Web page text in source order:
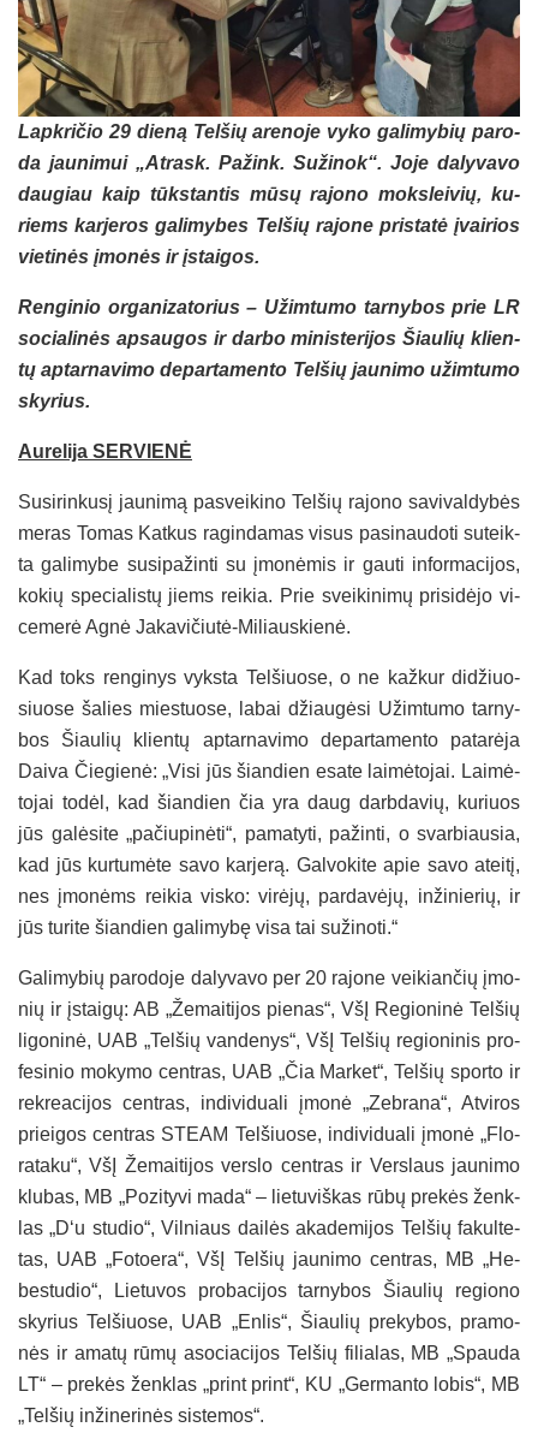
Lapk­ri­čio 29 die­ną Tel­šių are­no­je vy­ko ga­li­my­bių pa­ro­
da jau­ni­mui „At­rask. Pa­žink. Su­ži­nok“. Jo­je da­ly­va­vo
dau­giau kaip tūks­tan­tis mū­sų ra­jo­no moks­lei­vių, ku­
riems kar­je­ros ga­li­my­bes Tel­šių ra­jo­ne pri­sta­tė įvai­rios
vie­ti­nės įmo­nės ir įstai­gos.
Ren­gi­nio or­ga­ni­za­to­rius – Užim­tu­mo tar­ny­bos prie LR
so­cia­li­nės ap­sau­gos ir dar­bo mi­nis­te­ri­jos Šiau­lių klien­
tų ap­tar­na­vi­mo de­par­ta­men­to Tel­šių jau­ni­mo užim­tu­mo
sky­rius.
Au­re­li­ja SER­VIE­NĖ
Su­si­rin­ku­sį jau­ni­mą pa­svei­ki­no Tel­šių ra­jo­no sa­vi­val­dy­bės
me­ras To­mas Kat­kus ra­gin­da­mas vi­sus pa­si­nau­do­ti su­teik­
ta ga­li­my­be su­si­pa­žin­ti su įmo­nė­mis ir gau­ti in­for­ma­ci­jos,
ko­kių spe­cia­lis­tų jiems rei­kia. Prie svei­ki­ni­mų pri­si­dė­jo vi­
ce­me­rė Ag­nė Ja­ka­vi­čiu­tė-Mi­liaus­kie­nė.
Kad toks ren­gi­nys vyks­ta Tel­šiuo­se, o ne kaž­kur di­džiuo­
siuo­se ša­lies mies­tuo­se, la­bai džiau­gė­si Užim­tu­mo tar­ny­
bos Šiau­lių klien­tų ap­tar­na­vi­mo de­par­ta­men­to pa­ta­rė­ja
Dai­va Čie­gie­nė: „Vi­si jūs šian­dien esa­te lai­mė­to­jai. Lai­mė­
to­jai to­dėl, kad šian­dien čia yra daug darb­da­vių, ku­riuos
jūs ga­lė­si­te „pa­čiu­pi­nė­ti“, pa­ma­ty­ti, pa­žin­ti, o svar­biau­sia,
kad jūs kur­tu­mė­te sa­vo kar­je­rą. Gal­vo­ki­te apie sa­vo atei­tį,
nes įmo­nėms rei­kia vis­ko: vi­rė­jų, par­da­vė­jų, in­ži­nie­rių, ir
jūs tu­ri­te šian­dien ga­li­my­bę vi­sa tai su­ži­no­ti.“
Ga­li­my­bių pa­ro­do­je da­ly­va­vo per 20 ra­jo­ne vei­kian­čių įmo­
nių ir įstai­gų: AB „Že­mai­ti­jos pie­nas“, VšĮ Re­gio­ni­nė Tel­šių
li­go­ni­nė, UAB „Tel­šių van­de­nys“, VšĮ Tel­šių re­gio­ni­nis pro­
fe­si­nio mo­ky­mo cent­ras, UAB „Čia Mar­ket“, Tel­šių spor­to ir
rek­rea­ci­jos cent­ras, in­di­vi­dua­li įmo­nė „Zeb­ra­na“, At­vi­ros
priei­gos cent­ras STEAM Tel­šiuo­se, in­di­vi­dua­li įmo­nė „Flo­
ra­ta­ku“, VšĮ Že­mai­ti­jos vers­lo cent­ras ir Vers­laus jau­ni­mo
klu­bas, MB „Po­zi­ty­vi ma­da“ – lie­tu­viš­kas rū­bų pre­kės ženk­
las „D‘u stu­dio“, Vil­niaus dai­lės aka­de­mi­jos Tel­šių fa­kul­te­
tas, UAB „Fo­toe­ra“, VšĮ Tel­šių jau­ni­mo cent­ras, MB „He­
bes­tu­dio“, Lie­tu­vos pro­ba­ci­jos tar­ny­bos Šiau­lių re­gio­no
sky­rius Tel­šiuo­se, UAB „En­lis“, Šiau­lių pre­ky­bos, pra­mo­
nės ir ama­tų rū­mų aso­cia­ci­jos Tel­šių fi­lia­las, MB „Spau­da
LT“ – pre­kės ženk­las „print print“, KU „Ger­man­to lo­bis“, MB
„Tel­šių in­ži­ne­ri­nės sis­te­mos“.